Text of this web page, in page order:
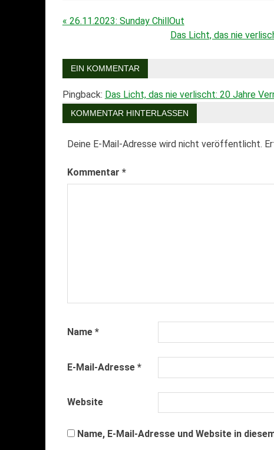
Beitragsnavigation
« 26.11.2023: Sunday ChillOut
Das Licht, das nie
EIN KOMMENTAR
Pingback: Das Licht, das nie verlischt: 20 Jahre
KOMMENTAR HINTERLASSEN
Deine E-Mail-Adresse wird nicht veröffentlicht.
Kommentar *
Name *
E-Mail-Adresse *
Website
Name, E-Mail-Adresse und Website in